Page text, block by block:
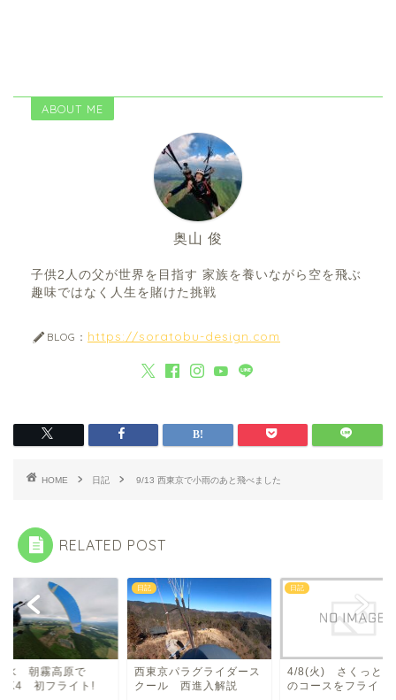
ABOUT ME
奥山 俊
子供2人の父が世界を目指す 家族を養いながら空を飛ぶ
趣味ではなく人生を賭けた挑戦
BLOG： https://soratobu-design.com
HOME 日記 9/13 西東京で小雨のあと飛べました
RELATED POST
水 朝霧高原で
初フライト!
日記
西東京パラグライダース
クール 西進入解説
日記
4/8(火) さくっとい
のコースをフライト